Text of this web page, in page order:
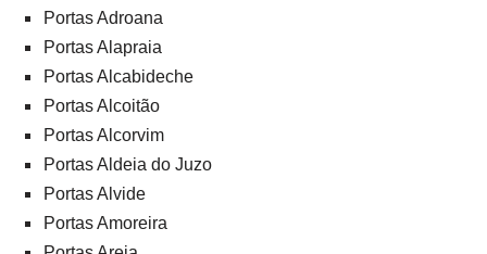
Portas Adroana
Portas Alapraia
Portas Alcabideche
Portas Alcoitão
Portas Alcorvim
Portas Aldeia do Juzo
Portas Alvide
Portas Amoreira